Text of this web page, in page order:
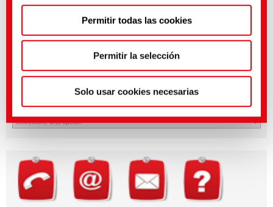
Puedes hacer ajustes más precisos aquí o en nuestra
política de privacidad.(Impresión)
Permitir todas las cookies
Permitir la selección
Solo usar cookies necesarias
¿Tienes preguntas sobre las caracterí­sticas o la aplicación del
Enví­e un email al segment de negocio relevante.